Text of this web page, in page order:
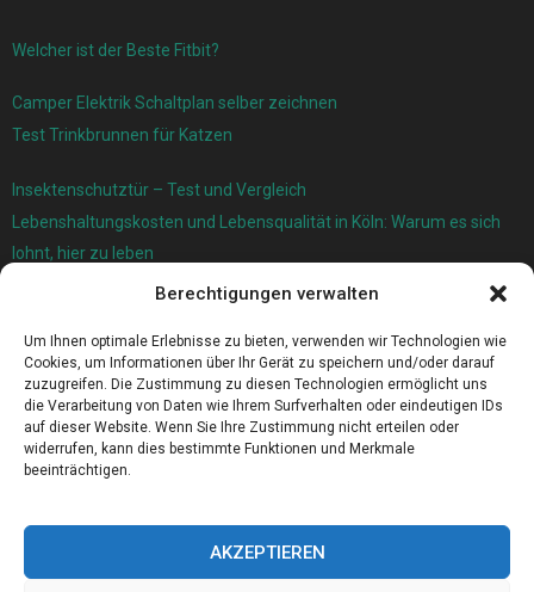
Berechtigungen verwalten
Um Ihnen optimale Erlebnisse zu bieten, verwenden wir Technologien wie
Cookies, um Informationen über Ihr Gerät zu speichern und/oder darauf
zuzugreifen. Die Zustimmung zu diesen Technologien ermöglicht uns
die Verarbeitung von Daten wie Ihrem Surfverhalten oder eindeutigen IDs
auf dieser Website. Wenn Sie Ihre Zustimmung nicht erteilen oder
widerrufen, kann dies bestimmte Funktionen und Merkmale
beeinträchtigen.
AKZEPTIEREN
Welcher ist der Beste Fitbit?
Camper Elektrik Schaltplan selber zeichnen
Test Trinkbrunnen für Katzen
Insektenschutztür – Test und Vergleich
Lebenshaltungskosten und Lebensqualität in Köln: Warum es sich
lohnt, hier zu leben
Ersatzfedern für Ihr Trampolin
Holländischer Stoffmarkt in Ihrer Nähe